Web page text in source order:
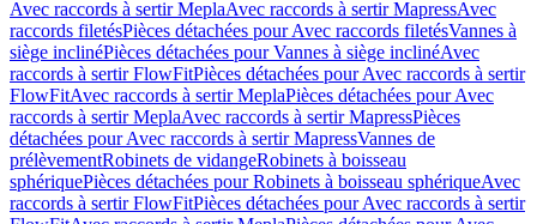
Avec raccords à sertir MeplaAvec raccords à sertir MapressAvec
raccords filetésPièces détachées pour Avec raccords filetésVannes à
siège inclinéPièces détachées pour Vannes à siège inclinéAvec
raccords à sertir FlowFitPièces détachées pour Avec raccords à sertir
FlowFitAvec raccords à sertir MeplaPièces détachées pour Avec
raccords à sertir MeplaAvec raccords à sertir MapressPièces
détachées pour Avec raccords à sertir MapressVannes de
prélèvementRobinets de vidangeRobinets à boisseau
sphériquePièces détachées pour Robinets à boisseau sphériqueAvec
raccords à sertir FlowFitPièces détachées pour Avec raccords à sertir